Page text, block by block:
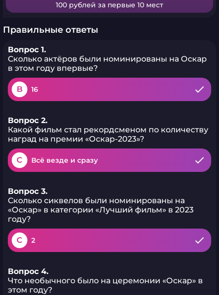
100 рублей за первые 10 мест
Правильные ответы
Вопрос 1.
Сколько актёров были номинированы на Оскар
в этом году впервые?
B 16
Вопрос 2.
Какой фильм стал рекордсменом по количеству
наград на премии «Оскар-2023»?
C Всё везде и сразу
Вопрос 3.
Сколько сиквелов были номинированы на
«Оскар» в категории «Лучший фильм» в 2023
году?
C 2
Вопрос 4.
Что необычного было на церемонии «Оскар» в
этом году?